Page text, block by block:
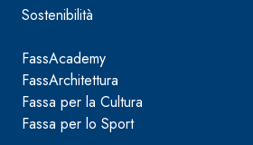
Sostenibilità
FassAcademy
FassArchitettura
Fassa per la Cultura
Fassa per lo Sport